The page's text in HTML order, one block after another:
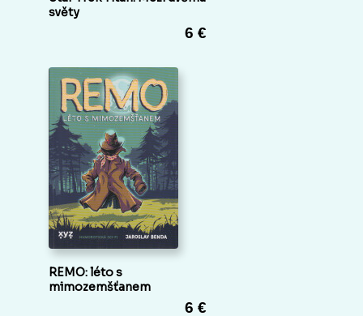
světy
6 €
REMO: léto s
mimozemšťanem
6 €